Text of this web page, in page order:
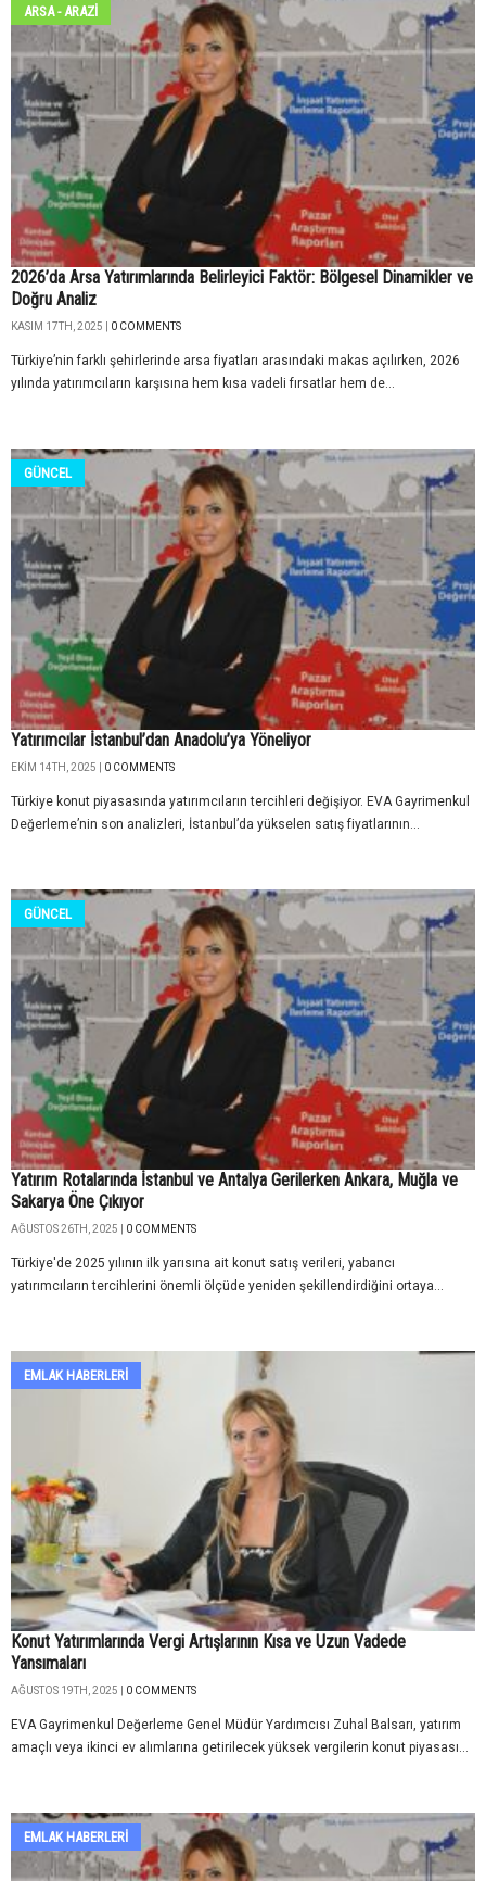
ARSA - ARAZİ
2026’da Arsa Yatırımlarında Belirleyici Faktör: Bölgesel Dinamikler ve
Doğru Analiz
KASIM 17TH, 2025 | 0 COMMENTS
Türkiye’nin farklı şehirlerinde arsa fiyatları arasındaki makas açılırken, 2026
yılında yatırımcıların karşısına hem kısa vadeli fırsatlar hem de...
GÜNCEL
Yatırımcılar İstanbul’dan Anadolu’ya Yöneliyor
EKIM 14TH, 2025 | 0 COMMENTS
Türkiye konut piyasasında yatırımcıların tercihleri değişiyor. EVA Gayrimenkul
Değerleme’nin son analizleri, İstanbul’da yükselen satış fiyatlarının...
GÜNCEL
Yatırım Rotalarında İstanbul ve Antalya Gerilerken Ankara, Muğla ve
Sakarya Öne Çıkıyor
AĞUSTOS 26TH, 2025 | 0 COMMENTS
Türkiye'de 2025 yılının ilk yarısına ait konut satış verileri, yabancı
yatırımcıların tercihlerini önemli ölçüde yeniden şekillendirdiğini ortaya...
EMLAK HABERLERI
Konut Yatırımlarında Vergi Artışlarının Kısa ve Uzun Vadede
Yansımaları
AĞUSTOS 19TH, 2025 | 0 COMMENTS
EVA Gayrimenkul Değerleme Genel Müdür Yardımcısı Zuhal Balsarı, yatırım
amaçlı veya ikinci ev alımlarına getirilecek yüksek vergilerin konut piyasası...
EMLAK HABERLERI